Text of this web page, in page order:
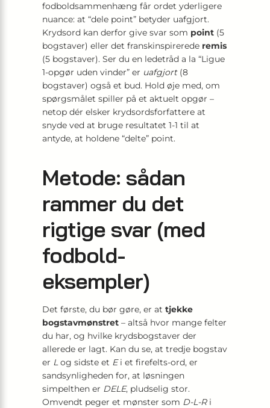
fodboldsammenhæng får ordet yderligere
nuance: at “dele point” betyder uafgjort.
Krydsord kan derfor give svar som point (5
bogstaver) eller det franskinspirerede remis
(5 bogstaver). Ser du en ledetråd a la “Ligue
1-opgør uden vinder” er uafgjort(8
bogstaver) også et bud. Hold øje med, om
spørgsmålet spiller på et aktuelt opgør –
netop dér elsker krydsordsforfattere at
snyde ved at bruge resultatet 1-1 til at
antyde, at holdene “delte” point.
Metode: sådan
rammer du det
rigtige svar (med
fodbold-
eksempler)
Det første, du bør gøre, er at tjekke
bogstavmønstret – altså hvor mange felter
du har, og hvilke krydsbogstaver der
allerede er lagt. Kan du se, at tredje bogstav
er Log sidste et Ei et firefelts-ord, er
sandsynligheden for, at løsningen
simpelthen er DELE, pludselig stor.
Omvendt peger et mønster som D-L-Ri